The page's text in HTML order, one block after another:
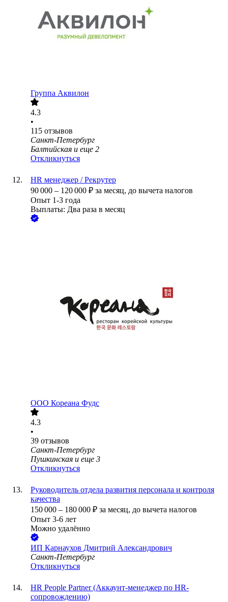
Группа Аквилон
4.3
•
115 отзывов
Санкт-Петербург
Балтийская и еще 2
Откликнуться
HR менеджер / Рекрутер
90 000 – 120 000 ₽ за месяц, до вычета налогов
Опыт 1-3 года
Выплаты: Два раза в месяц
ООО Кореана Фудс
4.3
•
39 отзывов
Санкт-Петербург
Пушкинская и еще 3
Откликнуться
Руководитель отдела развития персонала и контроля
качества
150 000 – 180 000 ₽ за месяц, до вычета налогов
Опыт 3-6 лет
Можно удалённо
ИП Карнаухов Дмитрий Александрович
Санкт-Петербург
Откликнуться
HR People Partner (Аккаунт-менеджер по HR-
сопровождению)